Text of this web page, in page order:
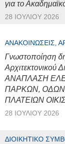
για το
28 ΙΟΥΛΊΟΥ 2026
ΑΝΑΚΟΙΝΏΣΕΙΣ,
Γνωστοποίηση
ΑΝΑΠΛΑΣΗ
ΠΑΡΚΩΝ,
ΠΛΑΤΕΙΩΝ
28 ΙΟΥΛΊΟΥ 2026
ΔΙΟΙΚΗΤΙΚΌ